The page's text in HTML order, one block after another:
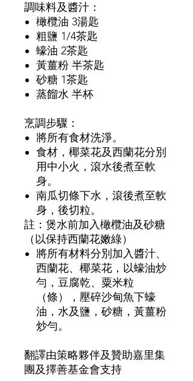
調味料及醬汁：
橄欖油 3湯匙
粗鹽 1/4茶匙
蠔油 2茶匙
黃薑粉 半茶匙
砂糖 1茶匙
蒸餾水 半杯
烹調步驟：
將所有食材洗淨。
食材，椰菜花及西蘭花分別
用中小火，滾水後煮至軟
身。
南瓜切條下水，滾後煮至軟
身，後切粒。
註：煲水前加入橄欖油及砂糖
（以保持西蘭花嫩綠）
將所有材料分別加入醬汁、
西蘭花、椰菜花，以蠔油炒
勻，豆腐乾、粟米粒
（條），壓碎沙甸魚下蠔
油，水及鹽，砂糖，黃薑粉
炒勻。
翻譯由策略夥伴及贊助嘉里集
團及擇善基金會支持